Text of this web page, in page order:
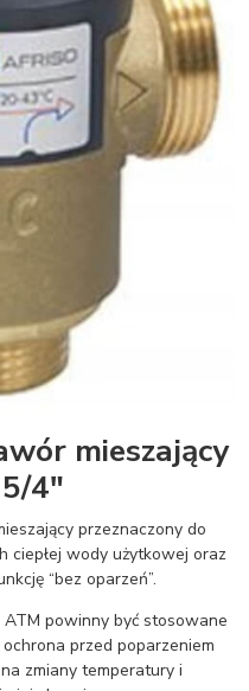
mieszający
4"
przeznaczony do
ciepłej wody użytkowej oraz
“bez oparzeń”.
powinny być stosowane
przed poparzeniem
zmiany temperatury i